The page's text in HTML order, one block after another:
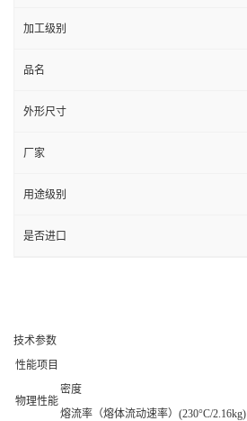
加工级别
品名
外形尺寸
厂家
用途级别
是否进口
技术参数
性能项目
物理性能
密度
熔流率（熔体流动速率）(230°C/2.16kg)